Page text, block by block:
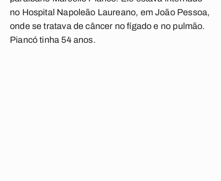
no Hospital Napoleão Laureano, em João Pessoa,
onde se tratava de câncer no fígado e no pulmão.
Piancó tinha 54 anos.